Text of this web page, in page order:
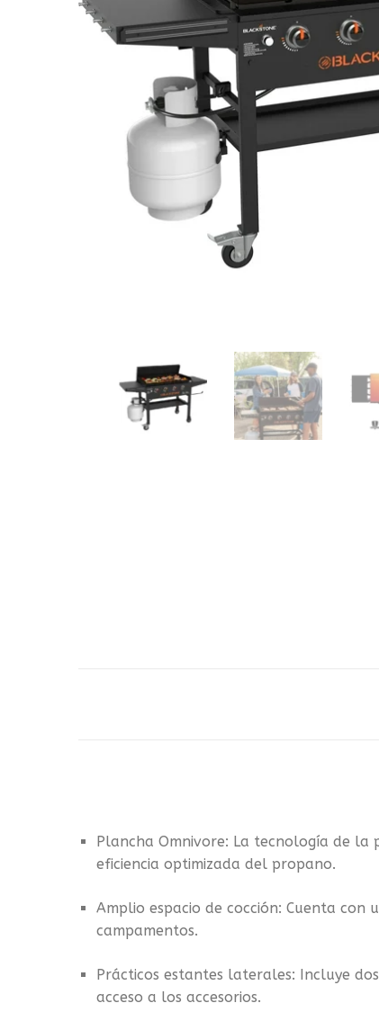
Plancha Omnivore: La tecnología de
eficiencia optimizada del propano.
Amplio espacio de cocción: Cuenta
campamentos.
Prácticos estantes laterales: Incluye
acceso a los accesorios.